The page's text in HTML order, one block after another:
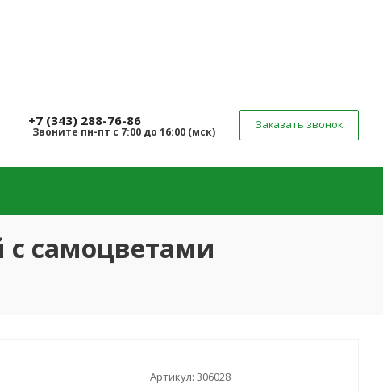
+7 (343) 288-76-86
Звоните пн-пт с 7:00 до 16:00 (мск)
Заказать звонок
самоцветами
Артикул: 306028